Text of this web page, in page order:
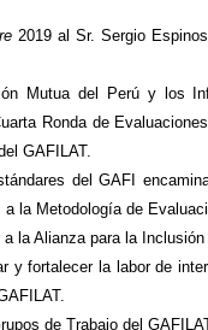
2019 al Sr. Sergio
Mutua del Perú y los
Ronda de
GAFILAT.
del GAFI
la Metodología de
la Alianza para la
y fortalecer la labor de
de Trabajo del